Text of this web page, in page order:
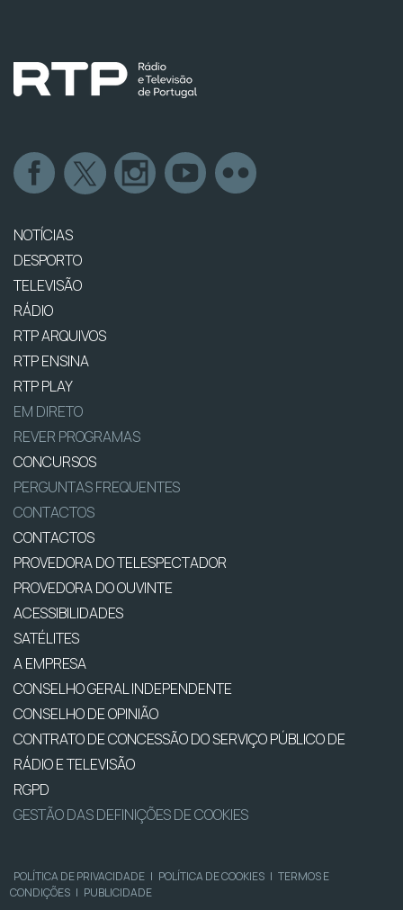
NOTÍCIAS
DESPORTO
TELEVISÃO
RÁDIO
RTP ARQUIVOS
RTP ENSINA
RTP PLAY
EM DIRETO
REVER PROGRAMAS
CONCURSOS
PERGUNTAS FREQUENTES
CONTACTOS
CONTACTOS
PROVEDORA DO TELESPECTADOR
PROVEDORA DO OUVINTE
ACESSIBILIDADES
SATÉLITES
A EMPRESA
CONSELHO GERAL INDEPENDENTE
CONSELHO DE OPINIÃO
CONTRATO DE CONCESSÃO DO SERVIÇO PÚBLICO DE
RÁDIO E TELEVISÃO
RGPD
GESTÃO DAS DEFINIÇÕES DE COOKIES
POLÍTICA DE PRIVACIDADE | POLÍTICA DE COOKIES | TERMOS E
CONDIÇÕES | PUBLICIDADE